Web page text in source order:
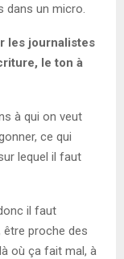
un micro.
les journalistes
le ton à
à qui on veut
ce qui
lequel il faut
il faut
être proche des
où ça fait mal, à